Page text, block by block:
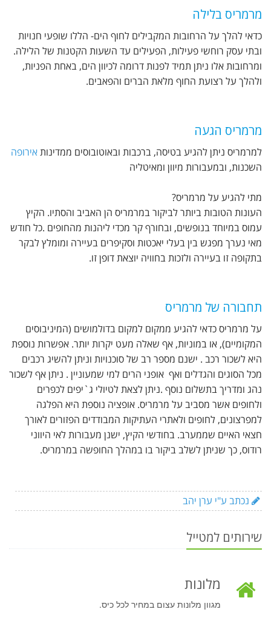
מרמריס בלילה
כדאי להלך על הרחובות המקבילים לחוף הים- הללו שופעי חנויות
ובתי עסק רוחשי פעילות, הפעילים עד השעות הקטנות של הלילה.
ומרחובות אלו ניתן תמיד לפנות דרומה לכיוון הים, באחת הפניות,
ולהלך על רצועת החוף מלאת הברים והפאבים.
מרמריס הגעה
למרמריס ניתן להגיע בטיסה, ברכבות ובאוטובוסים ממדינותאירופה
השכנות, ובמעבורות מיוון ומאיטליה
מתי להגיע על מרמריס?
העונות הטובות ביותר לביקור במרמריס הן האביב והסתיו. הקיץ
עמוס במיוחד בנופשים, ובחורף קר מכדי ליהנות מהחופים .כל חודש
מאי נערך מפגש בין בעלי יאכטות וסקיפרים בעיירה ומומלץ לבקר
בתקופה זו בעיירה ולזכות בחוויה יוצאת דופן זו.
תחבורה של מרמריס
על מרמריס כדאי להגיע ממקום למקום בדולמושים (המיניבוסים
המקומיים), או במוניות, אף שאלה מעט יקרות יותר. אפשרות נוספת
היא לשכור רכב . ישנם מספר רב של סוכנויות וניתן להשיג רכבים
מכל הסוגים והגדלים ואף אופני הרים למי שמעוניין . ניתן אף לשכור
נהג ומדריך בתשלום נוסף .ניתן לצאת לטיולי ג`יפים לכפרים
ולחופים אשר מסביב על מרמריס. אופציה נוספת היא הפלגה
למפרצונים, לחופים ולאתרי העתיקות המבודדים הפזורים לאורך
חצאי האיים שממערב. בחודשי הקיץ, ישנן מעבורות לאי היווני
רודוס, כך שניתן לשלב ביקור בו במהלך החופשה במרמריס.
נכתב ע"י ערן יהב
שירותים למטייל
מלונות
מגוון מלונות עצום במחיר לכל כיס.